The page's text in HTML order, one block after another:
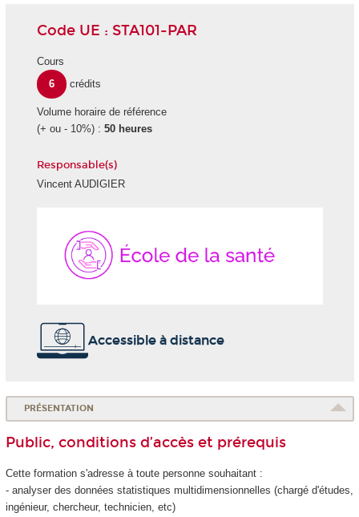
Code UE : STA101-PAR
Cours
6
crédits
Volume horaire de référence
(+ ou - 10%) : 50 heures
Responsable(s)
Vincent AUDIGIER
Accessible à distance
PRÉSENTATION
Public, conditions d’accès et prérequis
Cette formation s'adresse à toute personne souhaitant :
- analyser des données statistiques multidimensionnelles (chargé d'études,
ingénieur, chercheur, technicien, etc)